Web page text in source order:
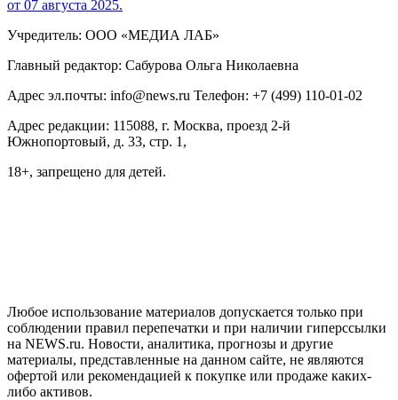
от 07 августа 2025.
Учредитель: ООО «МЕДИА ЛАБ»
Главный редактор: Сабурова Ольга Николаевна
Адрес эл.почты: info@news.ru Телефон: +7 (499) 110-01-02
Адрес редакции: 115088, г. Москва, проезд 2-й
Южнопортовый, д. 33, стр. 1,
18+, запрещено для детей.
Любое использование материалов допускается только при
соблюдении правил перепечатки и при наличии гиперссылки
на NEWS.ru. Новости, аналитика, прогнозы и другие
материалы, представленные на данном сайте, не являются
офертой или рекомендацией к покупке или продаже каких-
либо активов.